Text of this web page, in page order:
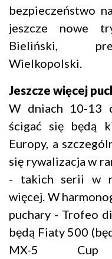
bezpieczeństwo
jeszcze nowe
Bieliński,
Wielkopolski.
Jeszcze więcej
W dniach 10-13
ścigać się będą
Europy, a
się rywalizacja w
- takich serii w
więcej. W
puchary - Trofeo
będą Fiaty 500
MX-5 Cup